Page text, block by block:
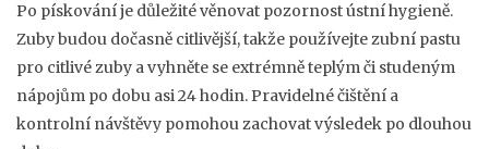
Po pískování je důležité věnovat pozornost ústní hygieně.
Zuby budou dočasně citlivější, takže používejte zubní pastu
pro citlivé zuby a vyhněte se extrémně teplým či studeným
nápojům po dobu asi 24 hodin. Pravidelné čištění a
kontrolní návštěvy pomohou zachovat výsledek po dlouhou